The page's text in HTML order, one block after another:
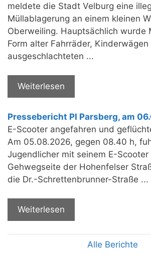
meldete die Stadt Velburg eine
Müllablagerung an einem kleinen
Oberweiling. Hauptsächlich wurde
Form alter Fahrräder, Kinderwägen
ausgeschlachteten ...
Weiterlesen
Pressebericht PI Parsberg, am
E-Scooter angefahren und
Am 05.08.2026, gegen 08.40 h,
Jugendlicher mit seinem E-
Gehwegseite der Hohenfelser
die Dr.-Schrettenbrunner-Straße ...
Weiterlesen
Alle Berichte